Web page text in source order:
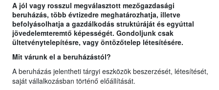
A jól vagy rosszul megválasztott mezőgazdasági
beruházás, több évtizedre meghatározhatja, illetve
befolyásolhatja a gazdálkodás struktúráját és egyúttal
jövedelemteremtő képességét. Gondoljunk csak
ültetvénytelepítésre, vagy öntözőtelep létesítésére.
Mit várunk el a beruházástól?
A beruházás jelentheti tárgyi eszközök beszerzését, létesítését,
saját vállalkozásban történő előállítását.